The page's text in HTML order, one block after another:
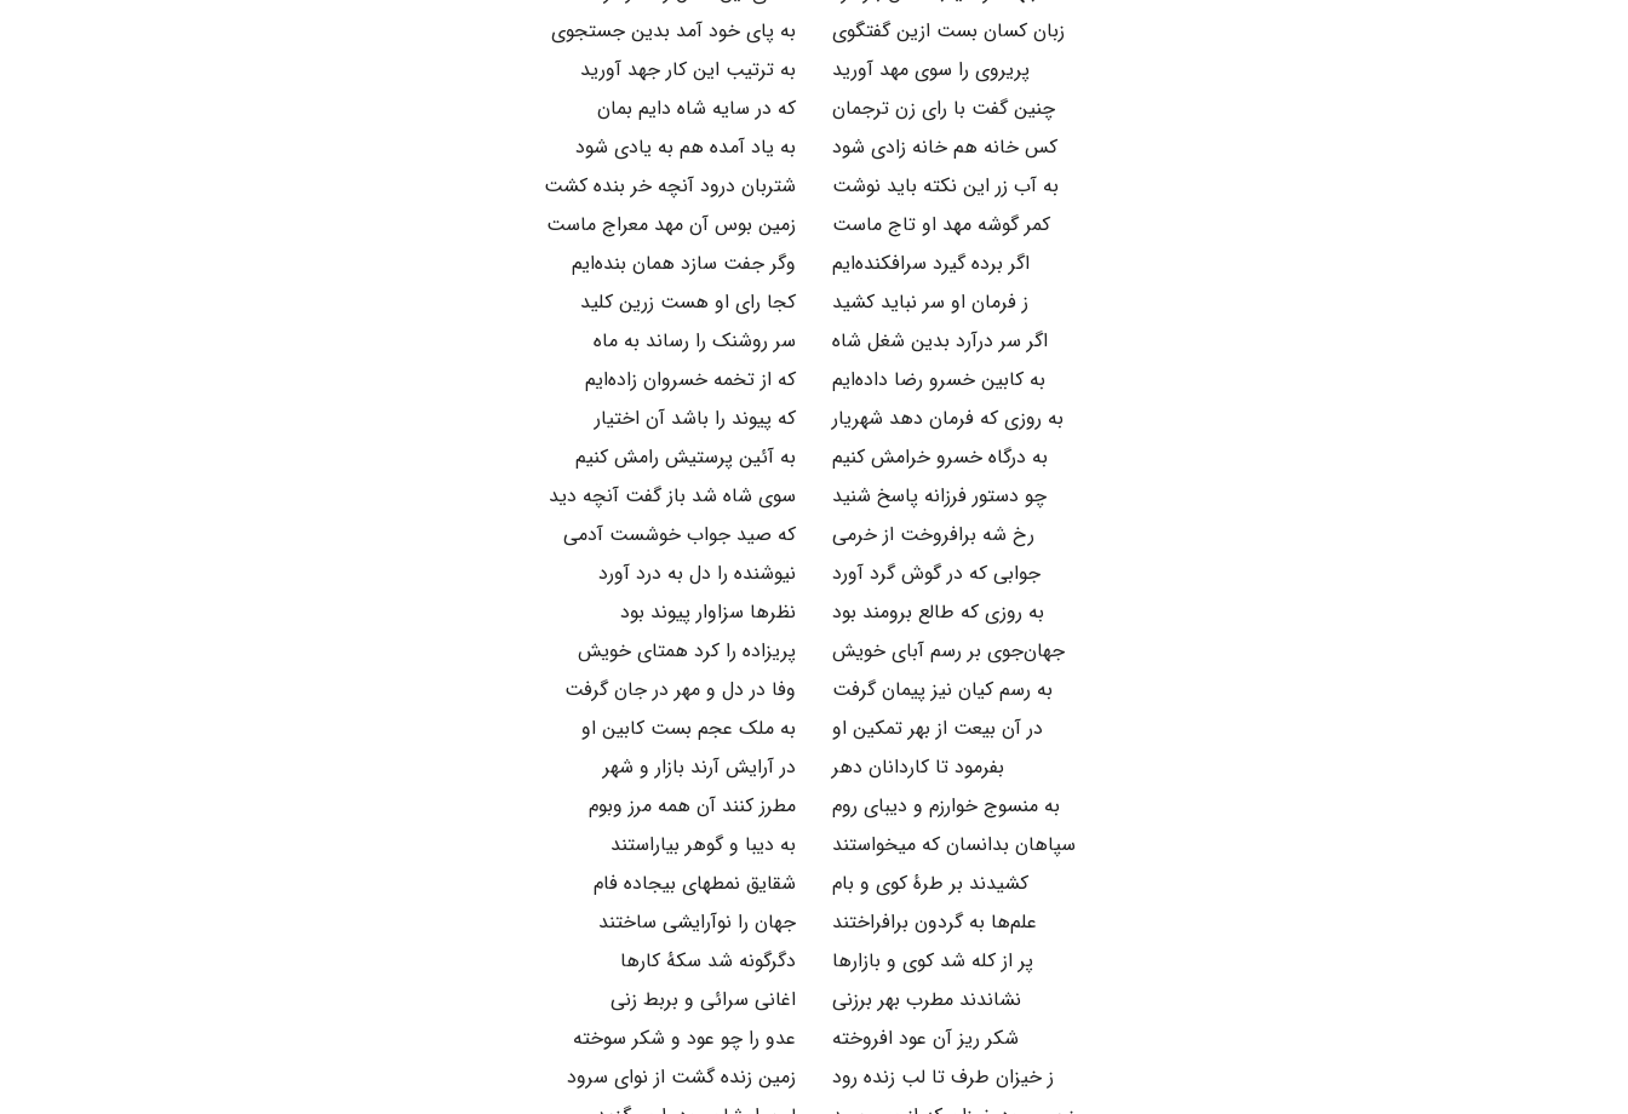
زبان کسان بست ازین گفتگوی
به پای خود آمد بدین جستجوی
پریروی را سوی مهد آورید
به ترتیب این کار جهد آورید
چنین گفت با رای زن ترجمان
که در سایه شاه دایم بمان
کس خانه هم خانه زادی شود
به یاد آمده هم به یادی شود
به آب زر این نکته باید نوشت
شتربان درود آنچه خر بنده کشت
کمر گوشه مهد او تاج ماست
زمین بوس آن مهد معراج ماست
اگر برده گیرد سرافکنده‌ایم
وگر جفت سازد همان بنده‌ایم
ز فرمان او سر نباید کشید
کجا رای او هست زرین کلید
اگر سر درآرد بدین شغل شاه
سر روشنک را رساند به ماه
به کابین خسرو رضا داده‌ایم
که از تخمه خسروان زاده‌ایم
به روزی که فرمان دهد شهریار
که پیوند را باشد آن اختیار
به درگاه خسرو خرامش کنیم
به آئین پرستیش رامش کنیم
چو دستور فرزانه پاسخ شنید
سوی شاه شد باز گفت آنچه دید
رخ شه برافروخت از خرمی
که صید جواب خوشست آدمی
جوابی که در گوش گرد آورد
نیوشنده را دل به درد آورد
به روزی که طالع برومند بود
نظرها سزاوار پیوند بود
جهان‌جوی بر رسم آبای خویش
پریزاده را کرد همتای خویش
به رسم کیان نیز پیمان گرفت
وفا در دل و مهر در جان گرفت
در آن بیعت از بهر تمکین او
به ملک عجم بست کابین او
بفرمود تا کاردانان دهر
در آرایش آرند بازار و شهر
به منسوج خوارزم و دیبای روم
مطرز کنند آن همه مرز وبوم
سپاهان بدانسان که میخواستند
به دیبا و گوهر بیاراستند
کشیدند بر طرهٔ کوی و بام
شقایق نمطهای بیجاده فام
علم‌ها به گردون برافراختند
جهان را نوآرایشی ساختند
پر از کله شد کوی و بازارها
دگرگونه شد سکهٔ کارها
نشاندند مطرب بهر برزنی
اغانی سرائی و بربط زنی
شکر ریز آن عود افروخته
عدو را چو عود و شکر سوخته
ز خیزان طرف تا لب زنده رود
زمین زنده گشت از نوای سرود